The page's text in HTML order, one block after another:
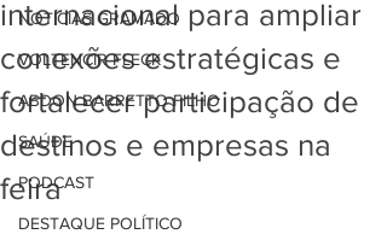
NOTÍCIAS GRAMADO
VOLTENCIR FLECK
ABDON BARRETTO FILHO
SAÚDE
PODCAST
DESTAQUE POLÍTICO
internacional para ampliar
conexões estratégicas e
fortalecer participação de
destinos e empresas na
feira